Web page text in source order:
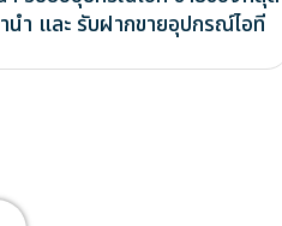
นำ และ รับฝากขายอุปกรณ์ไอที